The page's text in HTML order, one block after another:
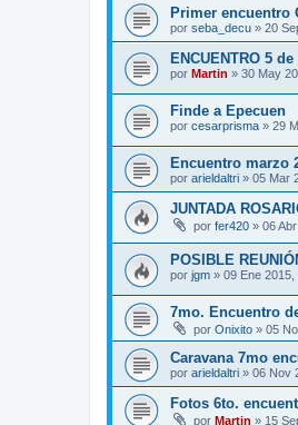
Primer encuentro
por seba_decu » 20
ENCUENTRO 5
por Martin » 30 May
Finde a Epecuen
por cesarprisma » 29
Encuentro marzo
por arieldaltri » 05 Mar
JUNTADA
por fer420 » 06
POSIBLE
por jgm » 09 Ene 2015,
7mo. Encuentro
por Onixito » 05
Caravana 7mo
por arieldaltri » 06 Nov
Fotos 6to.
por Martin » 15